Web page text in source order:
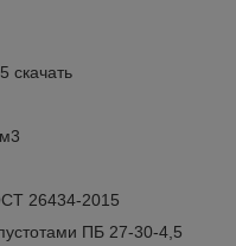
скачать
26434-2015
ПБ 27-30-4,5